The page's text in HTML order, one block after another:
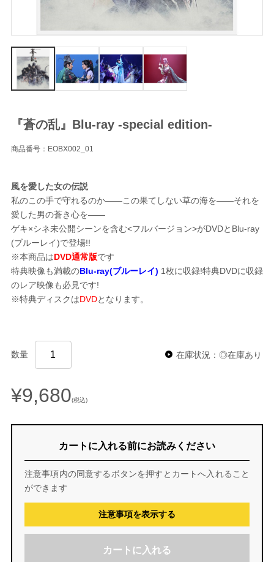
『蒼の乱』Blu-ray -special edition-
商品番号：EOBX002_01
風を愛した女の伝説
私のこの手で守れるのか――この果てしない草の海を――それを
愛した男の蒼き心を――
ゲキ×シネ未公開シーンを含む<フルバージョン>がDVDとBlu-ray
(ブルーレイ)で登場!!
※本商品はDVD通常版です
特典映像も満載のBlu-ray(ブルーレイ) 1枚に収録!特典DVDに収録
のレア映像も必見です!
※特典ディスクはDVDとなります。
数量 在庫状況：◎在庫あり
¥9,680(税込)
カートに入れる前にお読みください
注意事項内の同意するボタンを押すとカートへ入れること
ができます
注意事項を表示する
カートに入れる